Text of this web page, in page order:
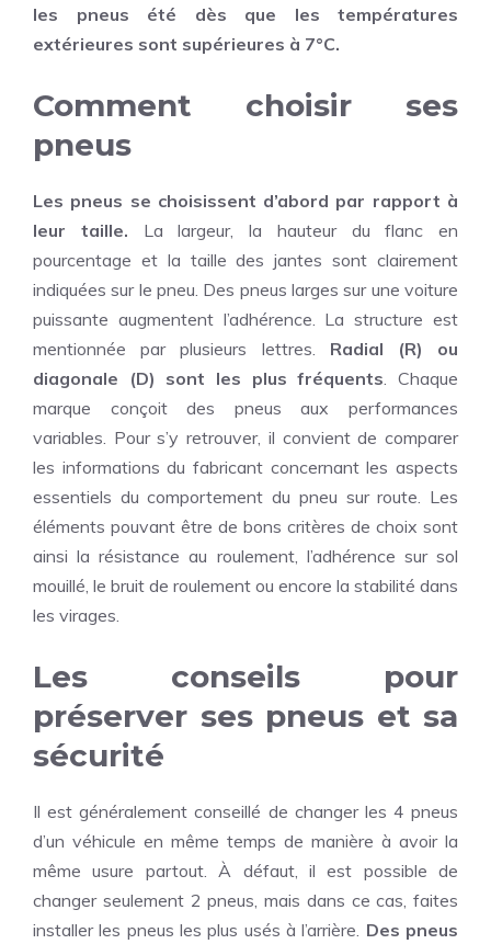
les pneus été dès que les températures
extérieures sont supérieures à 7°C.
Comment choisir ses
pneus
Les pneus se choisissent d’abord par rapport à
leur taille. La largeur, la hauteur du flanc en
pourcentage et la taille des jantes sont clairement
indiquées sur le pneu. Des pneus larges sur une voiture
puissante augmentent l’adhérence. La structure est
mentionnée par plusieurs lettres. Radial (R) ou
diagonale (D) sont les plus fréquents. Chaque
marque conçoit des pneus aux performances
variables. Pour s’y retrouver, il convient de comparer
les informations du fabricant concernant les aspects
essentiels du comportement du pneu sur route. Les
éléments pouvant être de bons critères de choix sont
ainsi la résistance au roulement, l’adhérence sur sol
mouillé, le bruit de roulement ou encore la stabilité dans
les virages.
Les conseils pour
préserver ses pneus et sa
sécurité
Il est généralementconseillé de changer les 4 pneus
d’un véhicule en même temps de manière à avoir la
même usure partout. À défaut, il est possible de
changer seulement 2 pneus, mais dans ce cas, faites
installer les pneus les plus usés à l’arrière. Des pneus